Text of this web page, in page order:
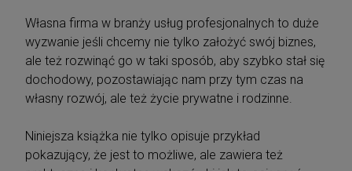
Własna firma w branży usług profesjonalnych to duże
wyzwanie jeśli chcemy nie tylko założyć swój biznes,
ale też rozwinąć go w taki sposób, aby szybko stał się
dochodowy, pozostawiając nam przy tym czas na
własny rozwój, ale też życie prywatne i rodzinne.
Niniejsza książka nie tylko opisuje przykład
pokazujący, że jest to możliwe, ale zawiera też